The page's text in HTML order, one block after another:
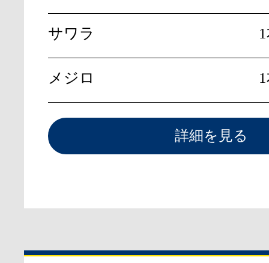
サワラ
メジロ
詳細を見る